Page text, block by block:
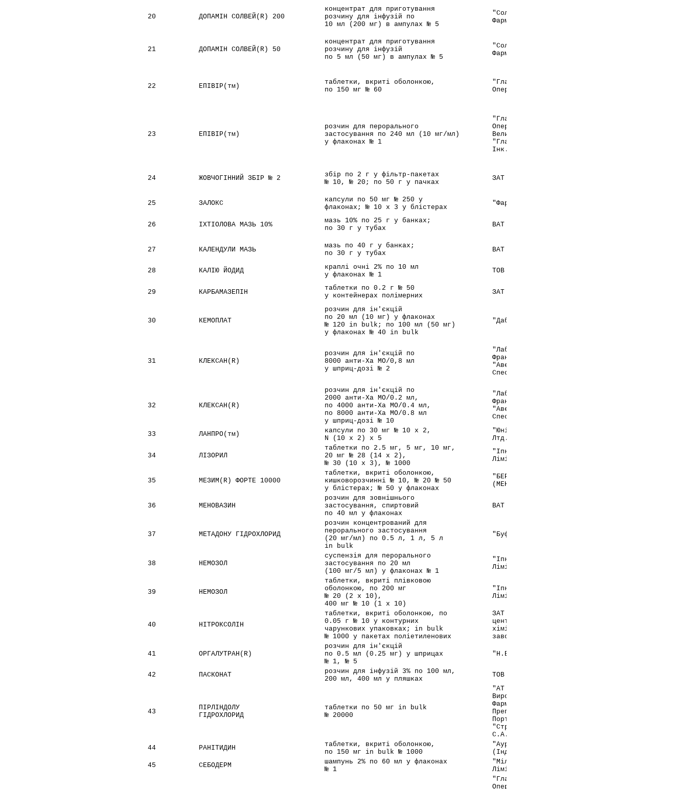
20 ДОПАМІН СОЛВЕЙ(R) 200
концентрат для приготування
розчину для інфузій по
10 мл (200 мг) в ампулах № 5
"Солвей
Фармацеутікалз ГмбХ"
21 ДОПАМІН СОЛВЕЙ(R) 50
концентрат для приготування
розчину для інфузій
по 5 мл (50 мг) в ампулах № 5
"Солвей
Фармацеутікалз ГмбХ"
22 ЕПІВІР(тм)
таблетки, вкриті оболонкою,
по 150 мг № 60
"ГлаксоВеллком
Оперейшнс"
23 ЕПІВІР(тм)
розчин для перорального
застосування по 240 мл (10 мг/мл)
у флаконах № 1
"ГлаксоВеллком
Оперейшнс",
Великобританія;
"ГлаксоСмітКляйн
Інк.", Канада
24 ЖОВЧОГІННИЙ ЗБІР № 2
збір по 2 г у фільтр-пакетах
№ 10, № 20; по 50 г у пачках
ЗАТ "Ліктрави"
25 ЗАЛОКС
капсули по 50 мг № 250 у
флаконах; № 10 x 3 у блістерах
"Фармасайнс Інк."
26 ІХТІОЛОВА МАЗЬ 10%
мазь 10% по 25 г у банках;
по 30 г у тубах
ВАТ "Фітофарм"
27 КАЛЕНДУЛИ МАЗЬ
мазь по 40 г у банках;
по 30 г у тубах
ВАТ "Фітофарм"
28
КАЛІЮ ЙОДИД
краплі очні 2% по 10 мл
у флаконах № 1
ТОВ "УНІМЕД ФАРМА"
29 КАРБАМАЗЕПІН
таблетки по 0.2 г № 50
у контейнерах полімерних
ЗАТ "Технолог"
30 КЕМОПЛАТ
розчин для ін'єкцій
по 20 мл (10 мг) у флаконах
№ 120 in bulk; по 100 мл (50 мг)
у флаконах № 40 in bulk
"Дабур Індія Лімітед"
31 КЛЕКСАН(R)
розчин для ін'єкцій по
8000 анти-Ха МО/0,8 мл
у шприц-дозі № 2
"Лабораторії Авентіс",
Франція на заводі
"Авентіс Фарма
Спесіаліте", Франція
32 КЛЕКСАН(R)
розчин для ін'єкцій по
2000 анти-Ха МО/0.2 мл,
по 4000 анти-Ха МО/0.4 мл,
по 8000 анти-Ха МО/0.8 мл
у шприц-дозі № 10
"Лабораторії Авентіс",
Франція на заводі
"Авентіс Фарма
Спесіаліте", Франція
33 ЛАНПРО(тм)
капсули по 30 мг № 10 x 2,
N (10 x 2) x 5
"Юнікем Лабораторіз
Лтд."
34 ЛІЗОРИЛ
таблетки по 2.5 мг, 5 мг, 10 мг,
20 мг № 28 (14 x 2),
№ 30 (10 x 3), № 1000
"Іпка Лабораторіз
Лімітед"
35 МЕЗИМ(R) ФОРТЕ 10000
таблетки, вкриті оболонкою,
кишковорозчинні № 10, № 20 № 50
у блістерах; № 50 у флаконах
"БЕРЛІН-ХЕМІ АГ
(МЕНАРІНІ ГРУП)"
36 МЕНОВАЗИН
розчин для зовнішнього
застосування, спиртовий
по 40 мл у флаконах
ВАТ "Фітофарм"
37 МЕТАДОНУ ГІДРОХЛОРИД
розчин концентрований для
перорального застосування
(20 мг/мл) по 0.5 л, 1 л, 5 л
in bulk
"Буфа Б.В."
38 НЕМОЗОЛ
суспензія для перорального
застосування по 20 мл
(100 мг/5 мл) у флаконах № 1
"Іпка Лабораторіз
Лімітед"
39 НЕМОЗОЛ
таблетки, вкриті плівковою
оболонкою, по 200 мг
№ 20 (2 x 10),
400 мг № 10 (1 x 10)
"Іпка Лабораторіз
Лімітед"
40 НІТРОКСОЛІН
таблетки, вкриті оболонкою, по
0.05 г № 10 у контурних
чарункових упаковках; in bulk
№ 1000 у пакетах поліетиленових
ЗАТ Науково-виробничий
центр "Борщагівський
хіміко-фармацевтичний
завод"
41 ОРГАЛУТРАН(R)
розчин для ін'єкцій
по 0.5 мл (0.25 мг) у шприцах
№ 1, № 5
"Н.В. Органон"
42 ПАСКОНАТ
розчин для інфузій 3% по 100 мл,
200 мл, 400 мл у пляшках
ТОВ "Юрія-Фарм"
43
ПІРЛІНДОЛУ
ГІДРОХЛОРИД
таблетки по 50 мг in bulk
№ 20000
"АТ Вест Фарма,
Виробники
Фармацевтичних
Препаратів",
Португалія для
"Стражен Кемікал
С.А.", Швейцарія
44 РАНІТИДИН
таблетки, вкриті оболонкою,
по 150 мг in bulk № 1000
"Аурохем Лабораторіз
(Індія) ПВТ. ЛТД."
45 СЕБОДЕРМ
шампунь 2% по 60 мл у флаконах
№ 1
"Мілі Хелскере
Лімітед"
"ГлаксоВеллком
Оперейшнс",